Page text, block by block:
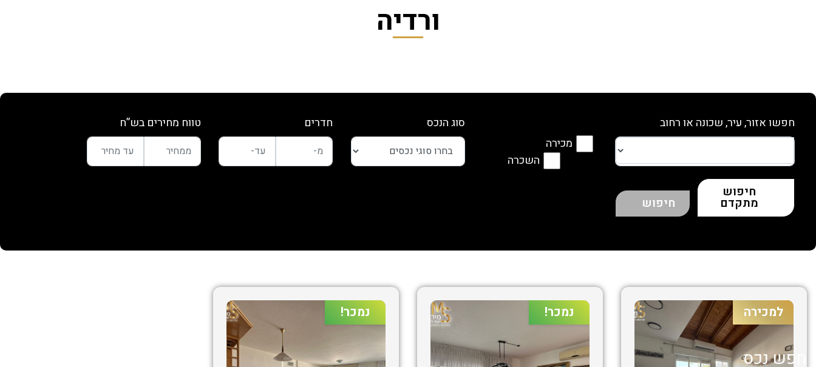
חפש נכס
ורדיה
חפשו אזור, עיר, שכונה או רחוב
מכירה
השכרה
סוג הנכס חדרים טווח מחירים בש”ח
חיפוש
מתקדם חיפוש
למכירה נמכר! נמכר!